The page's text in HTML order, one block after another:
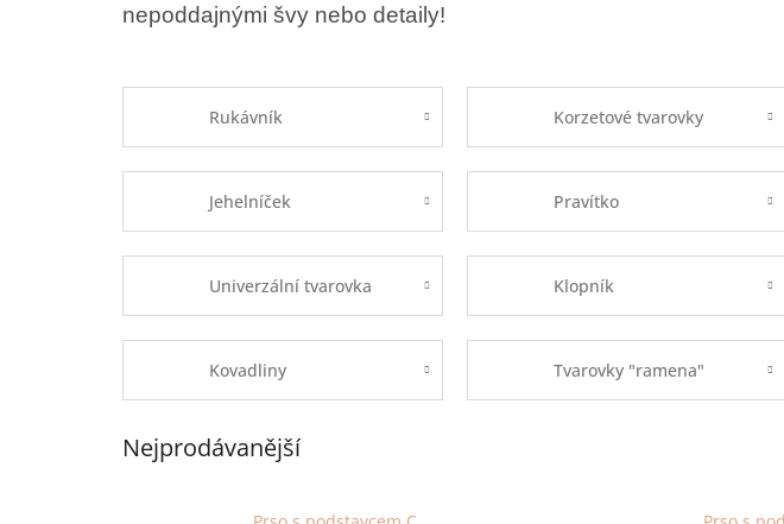
nepoddajnými švy nebo detaily!
Rukávník Korzetové tvarovky
Jehelníček Pravítko
Univerzální tvarovka Klopník
Kovadliny Tvarovky "ramena"
Nejprodávanější